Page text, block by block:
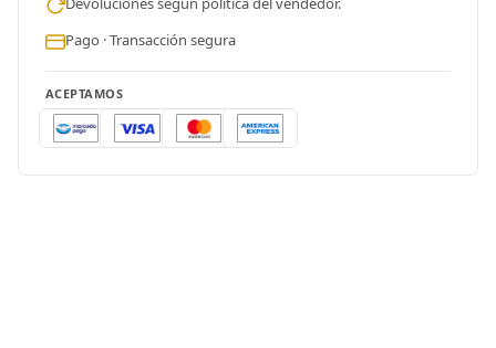
Pago · Transacción segura
ACEPTAMOS